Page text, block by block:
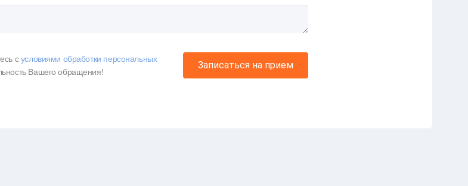
cусловиями обработки персональных
Вашего обращения!
Записаться на прием